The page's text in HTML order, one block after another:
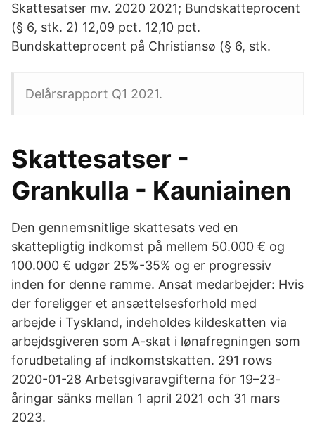
Skattesatser mv. 2020 2021; Bundskatteprocent
(§ 6, stk. 2) 12,09 pct. 12,10 pct.
Bundskatteprocent på Christiansø (§ 6, stk.
Delårsrapport Q1 2021.
Skattesatser -
Grankulla - Kauniainen
Den gennemsnitlige skattesats ved en
skattepligtig indkomst på mellem 50.000 € og
100.000 € udgør 25%-35% og er progressiv
inden for denne ramme. Ansat medarbejder: Hvis
der foreligger et ansættelsesforhold med
arbejde i Tyskland, indeholdes kildeskatten via
arbejdsgiveren som A-skat i lønafregningen som
forudbetaling af indkomstskatten. 291 rows
2020-01-28 Arbetsgivaravgifterna för 19–23-
åringar sänks mellan 1 april 2021 och 31 mars
2023.